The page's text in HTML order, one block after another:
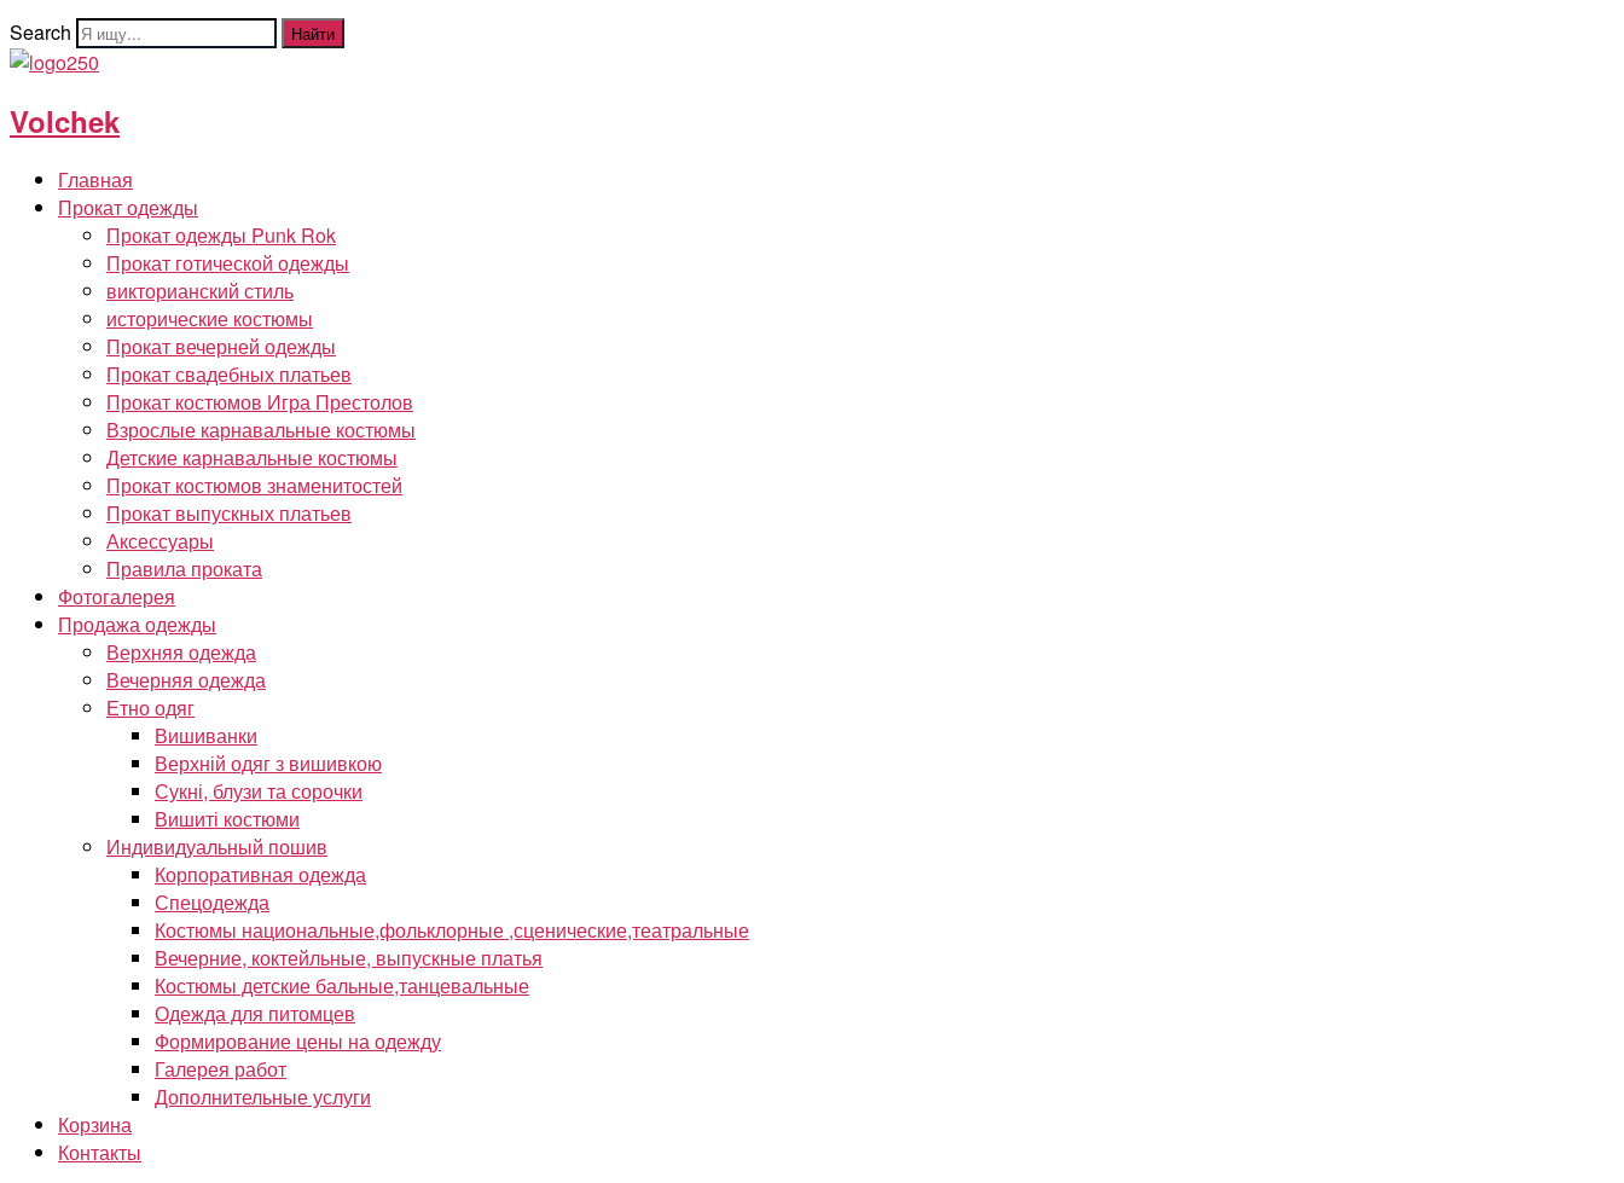
Search
Найти
Volchek
Главная
Прокат одежды
Прокат одежды Punk Rok
Прокат готической одежды
викторианский стиль
исторические костюмы
Прокат вечерней одежды
Прокат свадебных платьев
Прокат костюмов Игра Престолов
Взрослые карнавальные костюмы
Детские карнавальные костюмы
Прокат костюмов знаменитостей
Прокат выпускных платьев
Аксессуары
Правила проката
Фотогалерея
Продажа одежды
Верхняя одежда
Вечерняя одежда
Етно одяг
Вишиванки
Верхній одяг з вишивкою
Сукні, блузи та сорочки
Вишиті костюми
Индивидуальный пошив
Корпоративная одежда
Спецодежда
Костюмы национальные,фольклорные ,сценические,театральные
Вечерние, коктейльные, выпускные платья
Костюмы детские бальные,танцевальные
Одежда для питомцев
Формирование цены на одежду
Галерея работ
Дополнительные услуги
Корзина
Контакты